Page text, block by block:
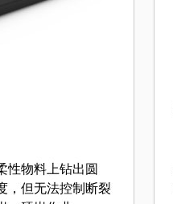
性物料上钻出圆
，但无法控制断裂